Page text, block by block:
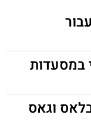
במסעדות
וגאס